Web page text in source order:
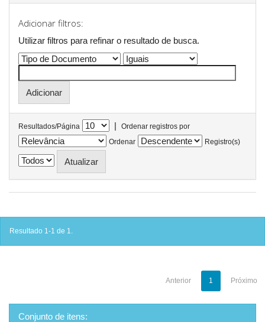
Adicionar filtros:
Utilizar filtros para refinar o resultado de busca.
Resultados/Página |
Ordenar registros por
Ordenar
Registro(s)
Resultado 1-1 de 1.
Anterior 1 Próximo
Conjunto de itens: